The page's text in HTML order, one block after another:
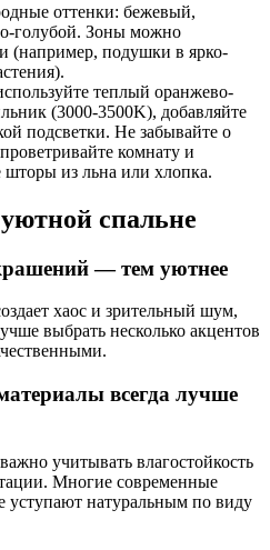
оттенки: бежевый,
голубой. Зоны можно
(например, подушки в ярко-
теплый оранжево-
(3000-3500K), добавляйте
подсветки. Не забывайте о
комнату и
шторы из льна или хлопка.
спальне
— тем уютнее
хаос и зрительный шум,
выбрать несколько акцентов
всегда лучше
учитывать влагостойкость
Многие современные
уступают натуральным по виду